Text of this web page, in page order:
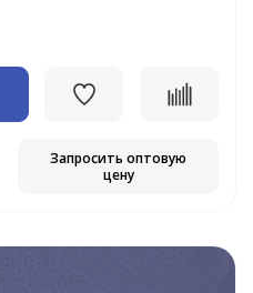
Запросить оптовую
цену